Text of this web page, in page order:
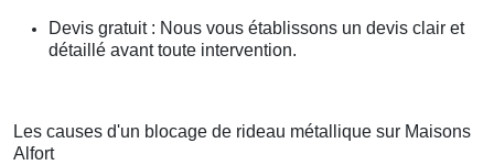
Devis gratuit : Nous vous établissons un devis clair et
détaillé avant toute intervention.
Les causes d'un blocage de rideau métallique sur Maisons
Alfort